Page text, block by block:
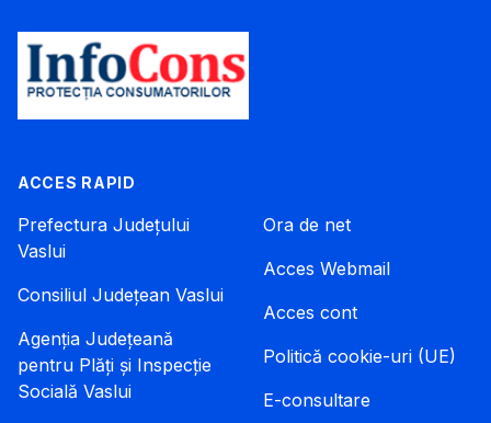
ACCES RAPID
Prefectura Județului
Vaslui
Consiliul Județean Vaslui
Agenția Județeană
pentru Plăți și Inspecție
Socială Vaslui
Ora de net
Acces Webmail
Acces cont
Politică cookie-uri (UE)
E-consultare